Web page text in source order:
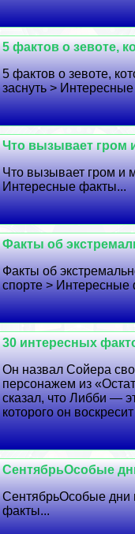
5 фактов о зевоте,
5 фактов о зевоте,
заснуть >
Что вызывает гром
Что вызывает гром и
Интересные факты...
Факты об
Факты об
спорте > Интересные
30 интересных
Он назвал Сойера
персонажем из
сказал, что Либби —
которого он
СентябрьОсобые
СентябрьОсобые дни
факты...